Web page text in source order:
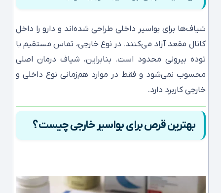
شیاف‌ها برای بواسیر داخلی طراحی شده‌اند و دارو را داخل
کانال مقعد آزاد می‌کنند. در نوع خارجی، تماس مستقیم با
توده بیرونی محدود است. بنابراین، شیاف درمان اصلی
محسوب نمی‌شود و فقط در موارد هم‌زمانی نوع داخلی و
خارجی کاربرد دارد.
بهترین قرص برای بواسیر خارجی چیست؟